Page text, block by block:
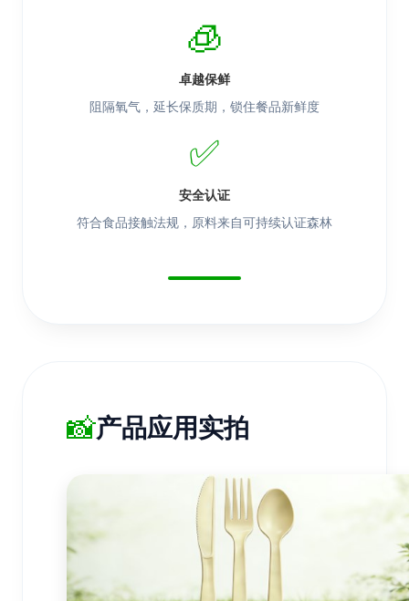
🧊
卓越保鲜
阻隔氧气，延长保质期，锁住餐品新鲜度
✅
安全认证
符合食品接触法规，原料来自可持续认证森林
📸产品应用实拍